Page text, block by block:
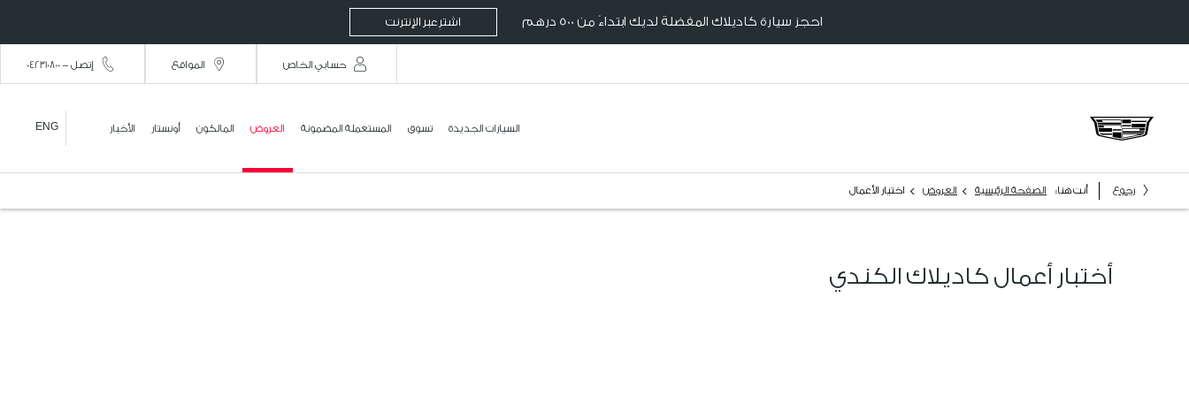
احجز سيارة كاديلاك المفضلة لديك ابتداءً من 500 درهم اشترِ عبر الإنترنت
إتصل - 042310800 المواقع حسابي الخاص
السيارات الجديدة تسوق المستعملة المضمونة العروض المالكون أونستار الأخبار ENG
رجوع أنت هنا: الصفحة الرئيسية > العروض > اختيار الأعمال
أختبار أعمال كاديلاك الكندي